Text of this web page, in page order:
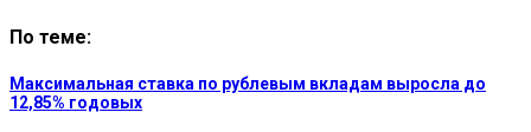
По теме:
Максимальная ставка по рублевым вкладам выросла до
12,85% годовых